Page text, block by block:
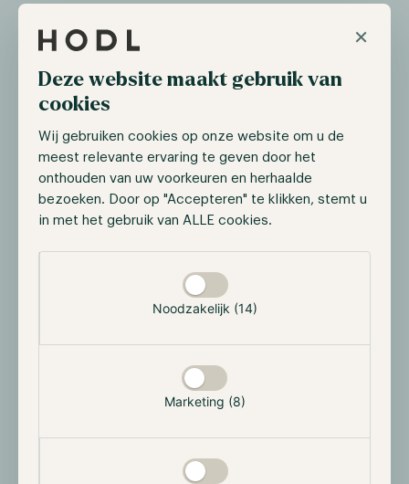
×
Deze website maakt gebruik van
cookies
Wij gebruiken cookies op onze website om u de
meest relevante ervaring te geven door het
onthouden van uw voorkeuren en herhaalde
bezoeken. Door op "Accepteren" te klikken, stemt u
in met het gebruik van ALLE cookies.
Noodzakelijk (14)
Marketing (8)